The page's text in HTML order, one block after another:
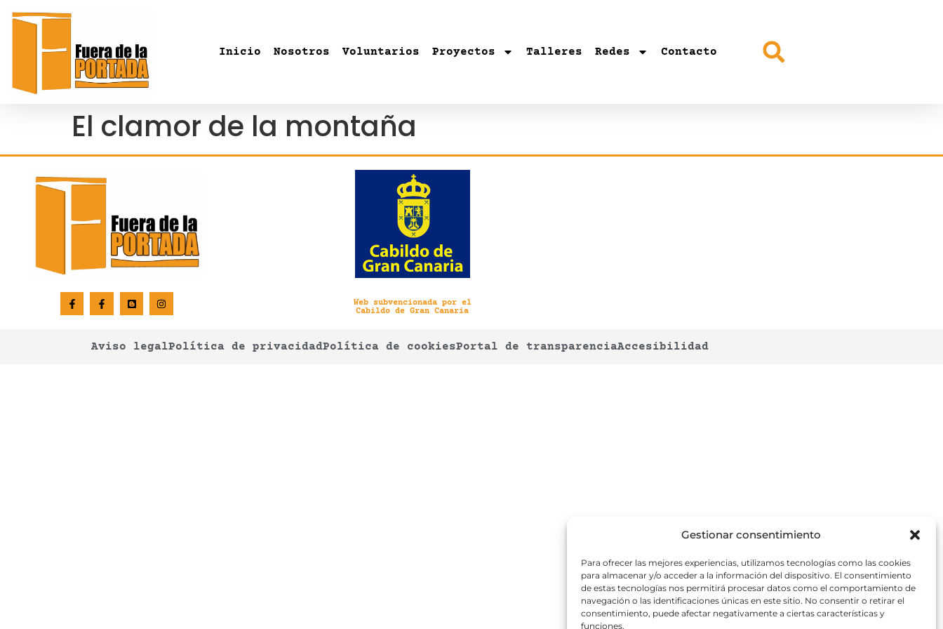
Gestionar consentimiento
Para ofrecer las mejores experiencias, utilizamos tecnologías como las cookies
para almacenar y/o acceder a la información del dispositivo. El consentimiento
de estas tecnologías nos permitirá procesar datos como el comportamiento de
navegación o las identificaciones únicas en este sitio. No consentir o retirar el
consentimiento, puede afectar negativamente a ciertas características y
funciones.
Inicio Nosotros Voluntarios Proyectos Talleres Redes Contacto
El clamor de la montaña
Web subvencionada por el
Cabildo de Gran Canaria
Aviso legalPolítica de privacidadPolítica de cookiesPortal de transparenciaAccesibilidad